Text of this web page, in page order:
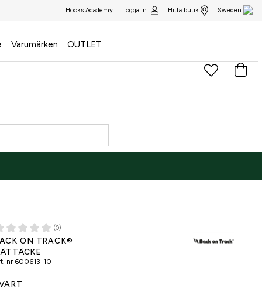
Hööks Academy Logga in Hitta butik Sweden
Varumärken OUTLET
(0)
ON TRACK®
nr 600613-10